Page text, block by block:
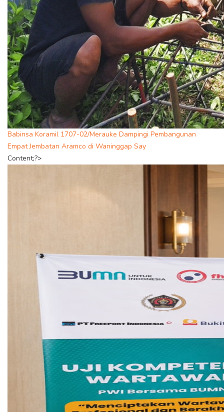
Babinsa Koramil 1707-02/Merauke Dampingi Pembangunan
Empat Jembatan Aramco di Waninggap Say
Content;?>